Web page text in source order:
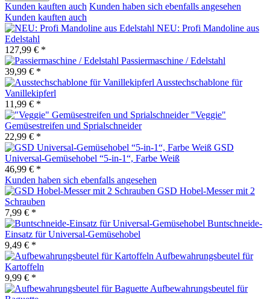
Kunden kauften auch Kunden haben sich ebenfalls angesehen
Kunden kauften auch
NEU: Profi Mandoline aus
Edelstahl
127,99 € *
Passiermaschine / Edelstahl
39,99 € *
Ausstechschablone für
Vanillekipferl
11,99 € *
"Veggie"
Gemüsestreifen und Sprialschneider
22,99 € *
GSD
Universal-Gemüsehobel “5-in-1“, Farbe Weiß
46,99 € *
Kunden haben sich ebenfalls angesehen
GSD Hobel-Messer mit 2
Schrauben
7,99 € *
Buntschneide-
Einsatz für Universal-Gemüsehobel
9,49 € *
Aufbewahrungsbeutel für
Kartoffeln
9,99 € *
Aufbewahrungsbeutel für